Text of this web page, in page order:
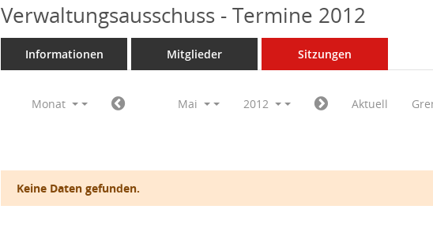
Verwaltungsausschuss - Termine 2012
Informationen Mitglieder Sitzungen
Monat Mai 2012 Aktuell
Keine Daten gefunden.